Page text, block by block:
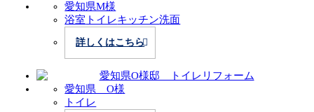
愛知県M様
浴室 トイレキッチン洗面
詳しくはこちら
愛知県 O様
トイレ